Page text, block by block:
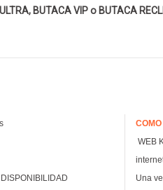
ULTRA, BUTACA VIP o BUTACA
WEB
Una